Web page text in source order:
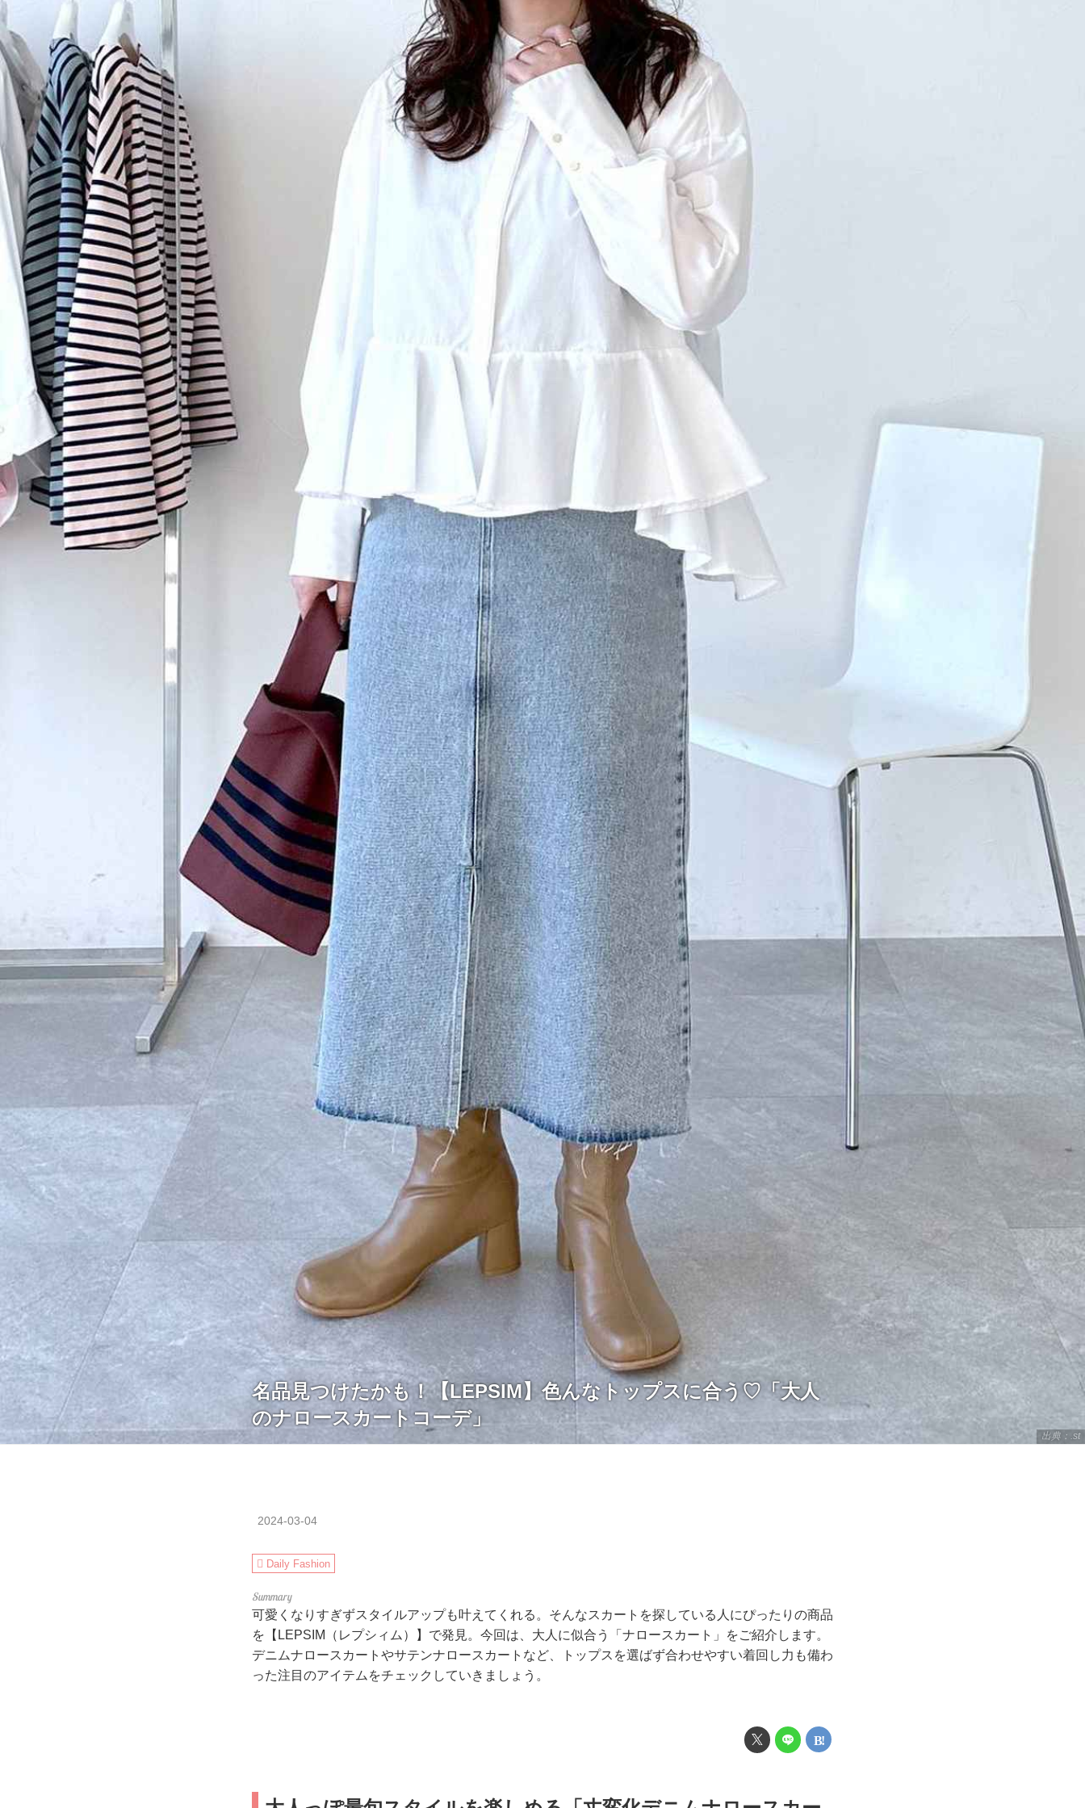
出典：.st
名品見つけたかも！【LEPSIM】色んなトップスに合う♡「大人
のナロースカートコーデ」
2024-03-04
Daily Fashion
可愛くなりすぎずスタイルアップも叶えてくれる。そんなスカートを探している人にぴったりの商品
を【LEPSIM（レプシィム）】で発見。今回は、大人に似合う「ナロースカート」をご紹介します。
デニムナロースカートやサテンナロースカートなど、トップスを選ばず合わせやすい着回し力も備わ
った注目のアイテムをチェックしていきましょう。